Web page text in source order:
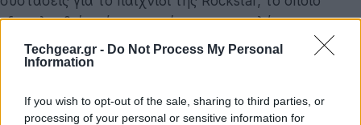
Techgear.gr - Do Not Process My Personal
Information
If you wish to opt-out of the sale, sharing to third parties, or
processing of your personal or sensitive information for
εξακολουθεί ακόμη και σήμερα να πουλά με
τρομερούς ρυθμούς, έχοντας ξεπεράσει τα 120 εκατ.
αντίτυπα και τα $6 δισ. (ναι δισεκατομμύρια) τζίρο!